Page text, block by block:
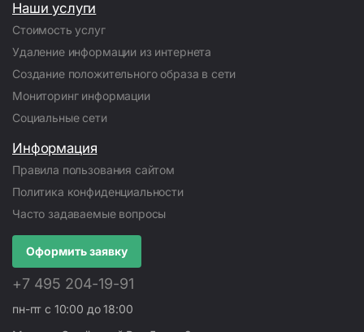
Наши услуги
Стоимость услуг
Удаление информации из интернета
Создание положительного образа в сети
Мониторинг информации
Социальные сети
Информация
Правила пользования сайтом
Политика конфиденциальности
Часто задаваемые вопросы
Оформить заявку
+7 495 204-19-91
пн-пт с 10:00 до 18:00